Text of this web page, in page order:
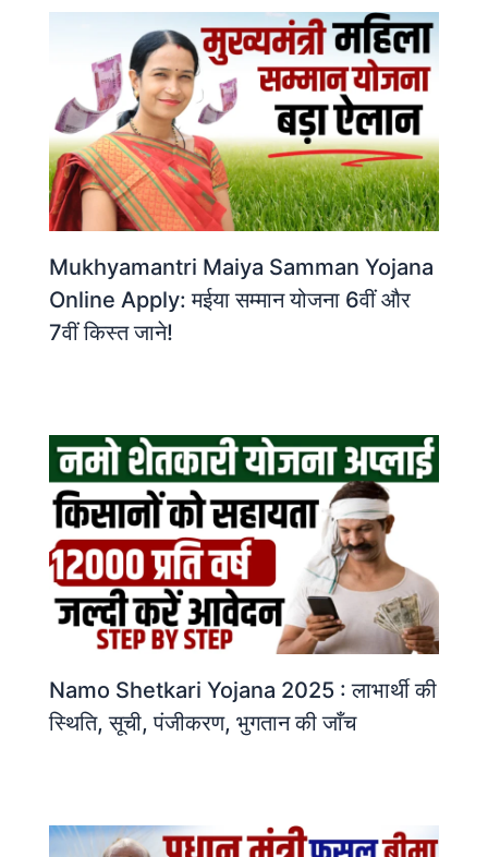
Mukhyamantri Maiya Samman Yojana
Online Apply: मईया सम्मान योजना 6वीं और
7वीं किस्त जाने!
Namo Shetkari Yojana 2025 : लाभार्थी की
स्थिति, सूची, पंजीकरण, भुगतान की जाँच